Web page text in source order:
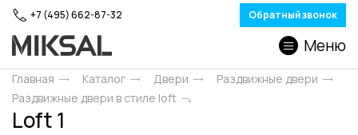
+7 (495) 662-87-32 Обратный звонок
Меню
Главная Каталог Двери
Раздвижные двери
Раздвижные двери в стиле loft
Loft 1